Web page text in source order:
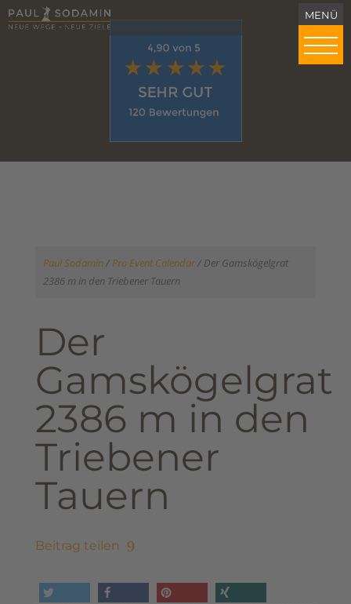
Paul Sodamin/Pro Event Calendar/ Der Gamskögelgrat
2386 m in den Triebener Tauern
Der
Gamskögelgrat
2386 m in den
Triebener
Tauern
Beitrag teilen